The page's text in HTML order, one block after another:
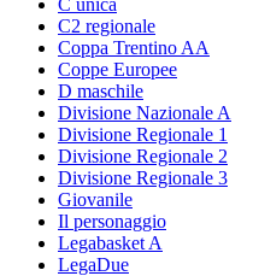
C unica
C2 regionale
Coppa Trentino AA
Coppe Europee
D maschile
Divisione Nazionale A
Divisione Regionale 1
Divisione Regionale 2
Divisione Regionale 3
Giovanile
Il personaggio
Legabasket A
LegaDue